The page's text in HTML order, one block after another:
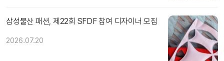
삼성물산 패션, 제22회 SFDF 참여 디자이너 모집
2026.07.20